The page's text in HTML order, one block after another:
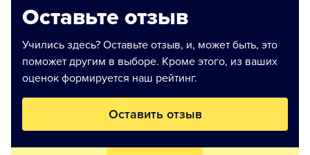
Оставьте отзыв
Учились здесь? Оставьте отзыв, и, может быть, это
поможет другим в выборе. Кроме этого, из ваших
оценок формируется наш рейтинг.
Оставить отзыв